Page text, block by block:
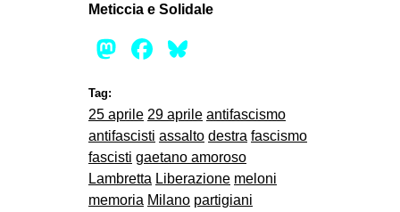
Meticcia e Solidale
Mastodon
Facebook
Tag:
25 aprile 29 aprile antifascismo
antifascisti assalto destra fascismo
fascisti gaetano amoroso
Lambretta Liberazione meloni
memoria Milano partigiani